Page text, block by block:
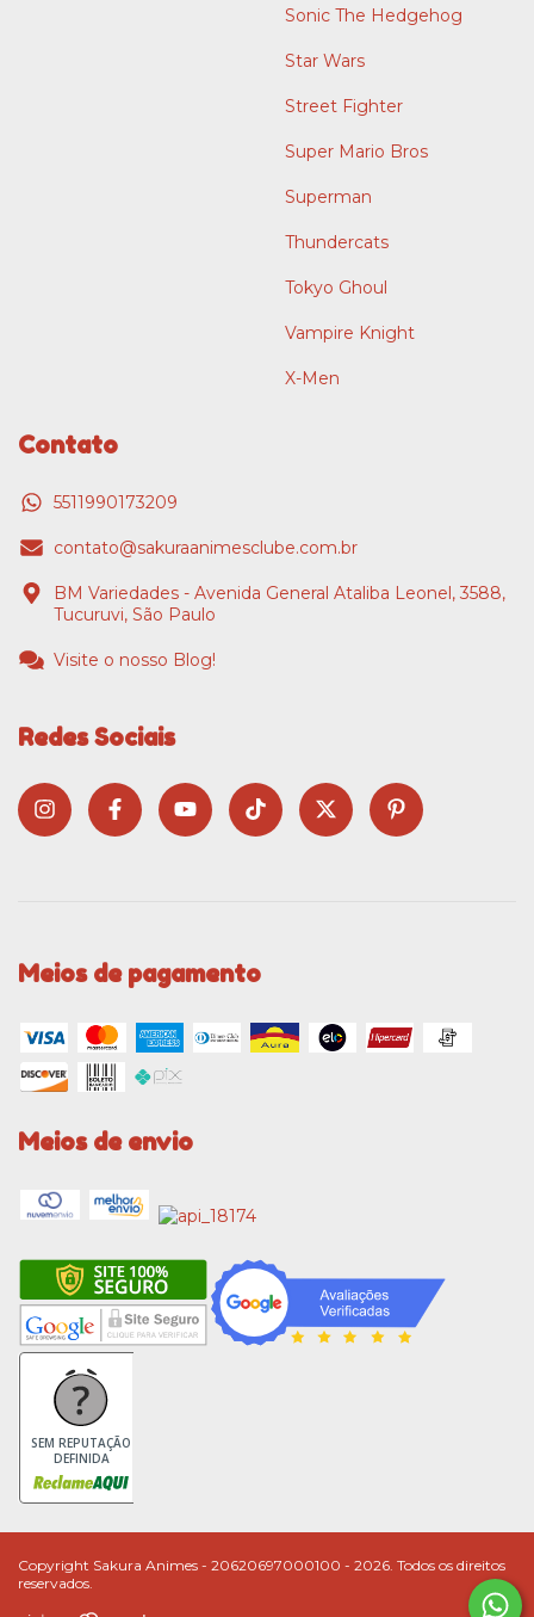
Sonic The Hedgehog
Star Wars
Street Fighter
Super Mario Bros
Superman
Thundercats
Tokyo Ghoul
Vampire Knight
X-Men
Contato
5511990173209
contato@sakuraanimesclube.com.br
BM Variedades - Avenida General Ataliba Leonel, 3588,
Tucuruvi, São Paulo
Visite o nosso Blog!
Redes Sociais
Meios de pagamento
Meios de envio
SEM REPUTAÇÃO
DEFINIDA
Copyright Sakura Animes - 20620697000100 - 2026. Todos os direitos
reservados.